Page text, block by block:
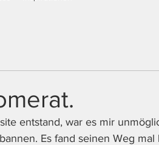
entstand, war es mir
Es fand seinen Weg